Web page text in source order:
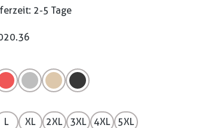
2-5 Tage
L XL 2XL 3XL 4XL 5XL